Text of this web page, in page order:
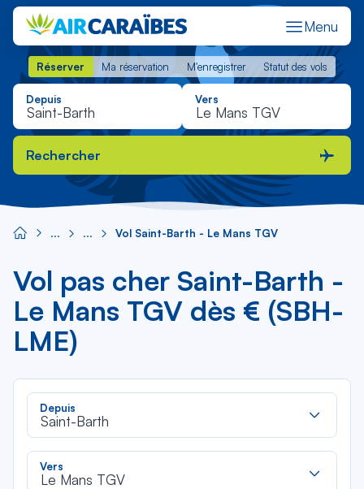
Menu
Réserver Ma réservation M'enregistrer Statut des vols
Réserver Ma réservation M'enregistrer Statut des vols
Depuis Vers
Rechercher
Vol Saint-Barth - Le Mans TGV
Vol pas cher Saint-Barth -
Le Mans TGV dès € (SBH-
LME)
Depuis
Saint-Barth
Vers
Le Mans TGV